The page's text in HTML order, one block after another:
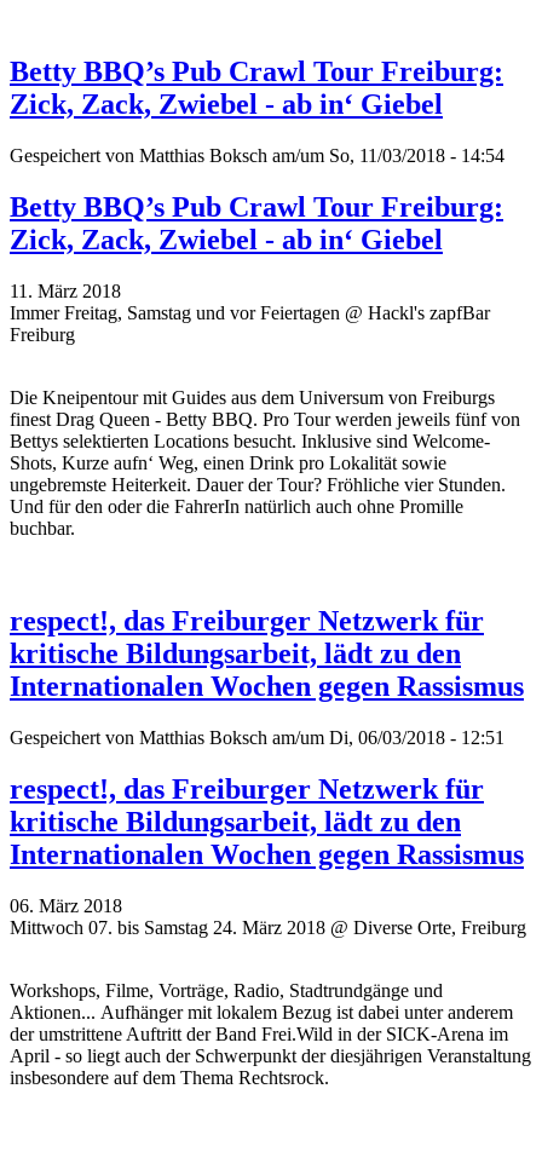
Betty BBQ’s Pub Crawl Tour Freiburg:
Zick, Zack, Zwiebel - ab in‘ Giebel
Gespeichert von Matthias Boksch am/um So, 11/03/2018 - 14:54
Betty BBQ’s Pub Crawl Tour Freiburg:
Zick, Zack, Zwiebel - ab in‘ Giebel
11. März 2018
Immer Freitag, Samstag und vor Feiertagen @ Hackl's zapfBar
Freiburg
Die Kneipentour mit Guides aus dem Universum von Freiburgs
finest Drag Queen - Betty BBQ. Pro Tour werden jeweils fünf von
Bettys selektierten Locations besucht. Inklusive sind Welcome-
Shots, Kurze aufn‘ Weg, einen Drink pro Lokalität sowie
ungebremste Heiterkeit. Dauer der Tour? Fröhliche vier Stunden.
Und für den oder die FahrerIn natürlich auch ohne Promille
buchbar.
respect!, das Freiburger Netzwerk für
kritische Bildungsarbeit, lädt zu den
Internationalen Wochen gegen Rassismus
Gespeichert von Matthias Boksch am/um Di, 06/03/2018 - 12:51
respect!, das Freiburger Netzwerk für
kritische Bildungsarbeit, lädt zu den
Internationalen Wochen gegen Rassismus
06. März 2018
Mittwoch 07. bis Samstag 24. März 2018 @ Diverse Orte, Freiburg
Workshops, Filme, Vorträge, Radio, Stadtrundgänge und
Aktionen... Aufhänger mit lokalem Bezug ist dabei unter anderem
der umstrittene Auftritt der Band Frei.Wild in der SICK-Arena im
April - so liegt auch der Schwerpunkt der diesjährigen Veranstaltung
insbesondere auf dem Thema Rechtsrock.